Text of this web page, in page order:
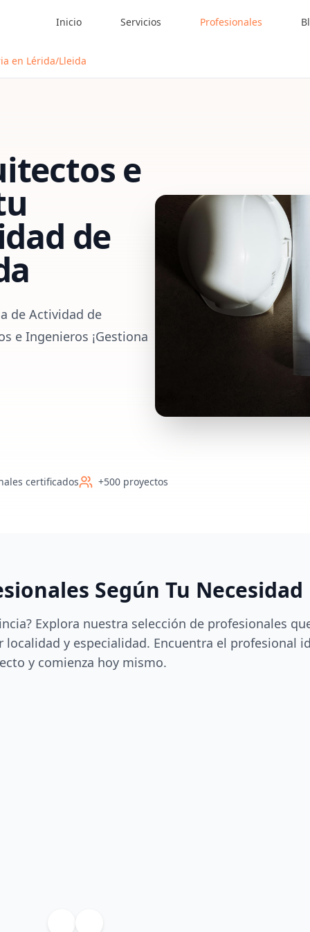
Inicio Servicios Profesionales
en Lérida/Lleida
e
de
de Actividad de
e Ingenieros ¡Gestiona
certificados +500 proyectos
Según Tu Necesidad
Explora nuestra selección de profesionales
y especialidad. Encuentra el profesional
y comienza hoy mismo.